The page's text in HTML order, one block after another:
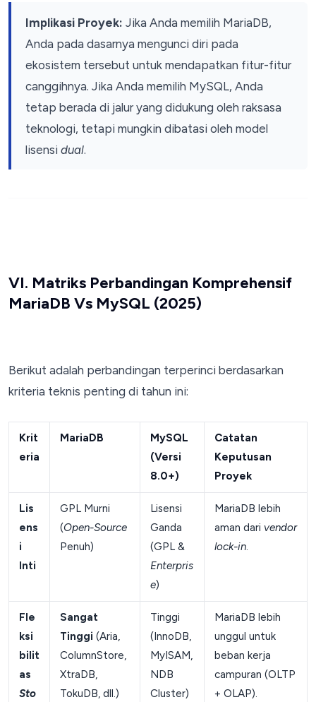
Implikasi Proyek: Jika Anda memilih MariaDB,
Anda pada dasarnya mengunci diri pada
ekosistem tersebut untuk mendapatkan fitur-fitur
canggihnya. Jika Anda memilih MySQL, Anda
tetap berada di jalur yang didukung oleh raksasa
teknologi, tetapi mungkin dibatasi oleh model
lisensi dual.
VI. Matriks Perbandingan Komprehensif
MariaDB Vs MySQL (2025)
Berikut adalah perbandingan terperinci berdasarkan
kriteria teknis penting di tahun ini:
Krit
eria
MariaDB
MySQL
(Versi
8.0+)
Catatan
Keputusan
Proyek
Lis
ens
i
Inti
GPL Murni
(Open-Source
Penuh)
Lisensi
Ganda
(GPL &
Enterpris
e)
MariaDB lebih
aman dari vendor
lock-in.
Fle
ksi
bilit
as
Sto
Sangat
Tinggi (Aria,
ColumnStore,
XtraDB,
TokuDB, dll.)
Tinggi
(InnoDB,
MyISAM,
NDB
Cluster)
MariaDB lebih
unggul untuk
beban kerja
campuran (OLTP
+ OLAP).